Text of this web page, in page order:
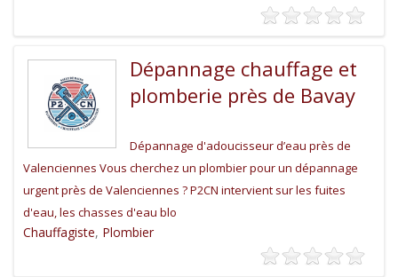
Dépannage chauffage et
plomberie près de Bavay
Dépannage d'adoucisseur d’eau près de
Valenciennes Vous cherchez un plombier pour un dépannage
urgent près de Valenciennes ? P2CN intervient sur les fuites
d'eau, les chasses d'eau blo
Chauffagiste, Plombier